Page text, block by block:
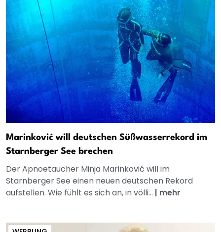
Marinković will deutschen Süßwasserrekord im
Starnberger See brechen
Der Apnoetaucher Minja Marinković will im
Starnberger See einen neuen deutschen Rekord
aufstellen. Wie fühlt es sich an, in völli... | mehr